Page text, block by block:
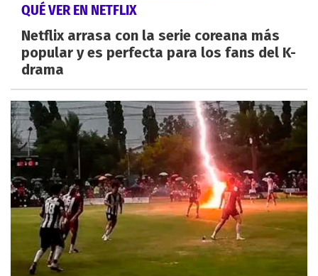
QUÉ VER EN NETFLIX
Netflix arrasa con la serie coreana más
popular y es perfecta para los fans del K-
drama